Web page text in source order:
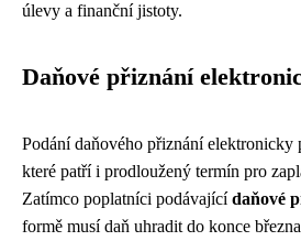
úlevy a finanční jistoty.
Daňové přiznání
Podání daňového přiznání elektronicky
které patří i prodloužený termín pro
Zatímco poplatníci podávajícídaňové
formě musí daň uhradit do konce